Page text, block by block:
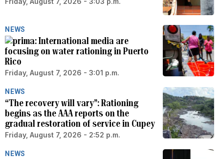
NEWS
International media are
focusing on water rationing in Puerto
Rico
Friday, August 7, 2026 - 3:01 p.m.
NEWS
“The recovery will vary”: Rationing
begins as the AAA reports on the
gradual restoration of service in Cupey
Friday, August 7, 2026 - 2:52 p.m.
NEWS